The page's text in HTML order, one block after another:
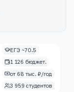
ЕГЭ ~70.5
1 126 бюджет.
от 68 тыс. ₽/год
3 959 студентов